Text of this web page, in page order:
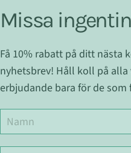
Missa
Få 10% rabatt på ditt nästa
nyhetsbrev! Håll koll på
erbjudande bara för de som